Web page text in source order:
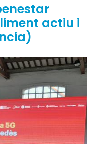
actiu i